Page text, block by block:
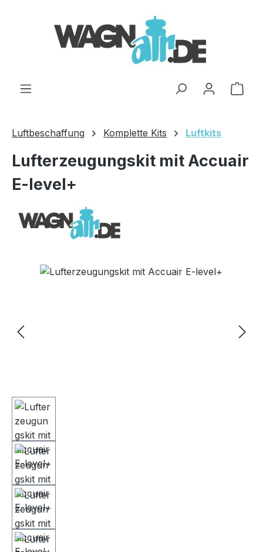
Luftbeschaffung Komplette Kits Luftkits
Lufterzeugungskit mit Accuair
E-level+
Bildergalerie überspringen